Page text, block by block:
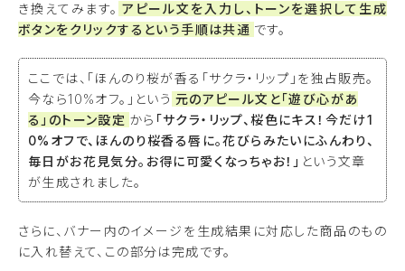
き換えてみます。 アピール文を入力し、トーンを選択して生成
ボタンをクリックするという手順は共通 です。
ここでは、「ほんのり桜が香る「サクラ・リップ」を独占販売。
今なら10%オフ。」という 元のアピール文と「遊び心があ
る」のトーン設定 から 「サクラ・リップ、桜色にキス！今だけ1
0%オフで、ほんのり桜香る唇に。花びらみたいにふんわり、
毎日がお花見気分。お得に可愛くなっちゃお！」 という文章
が生成されました。
さらに、バナー内のイメージを生成結果に対応した商品のもの
に入れ替えて、この部分は完成です。